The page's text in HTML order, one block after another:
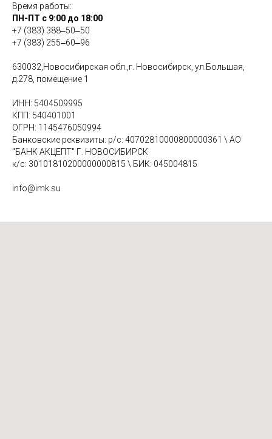
Время работы:
ПН-ПТ с 9:00 до 18:00
+7 (383) 388‒50‒50
+7 (383) 255‒60‒96
630032,Новосибирская обл.,г. Новосибирск, ул.Большая,
д.278, помещение 1
ИНН: 5404509995
КПП: 540401001
ОГРН: 1145476050994
Банковские реквизиты: р/с: 40702810000800000361 \ АО
"БАНК АКЦЕПТ" Г. НОВОСИБИРСК
к/с: 30101810200000000815 \ БИК: 045004815
info@imk.su